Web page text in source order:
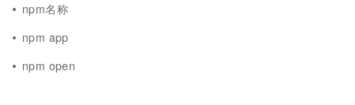
npm名称
npm app
npm open